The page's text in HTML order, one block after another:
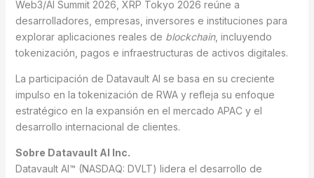
Web3/AI Summit 2026, XRP Tokyo 2026 reúne a
desarrolladores, empresas, inversores e instituciones para
explorar aplicaciones reales de blockchain, incluyendo
tokenización, pagos e infraestructuras de activos digitales.
La participación de Datavault AI se basa en su creciente
impulso en la tokenización de RWA y refleja su enfoque
estratégico en la expansión en el mercado APAC y el
desarrollo internacional de clientes.
Sobre Datavault AI Inc.
Datavault AI™ (NASDAQ: DVLT) lidera el desarrollo de